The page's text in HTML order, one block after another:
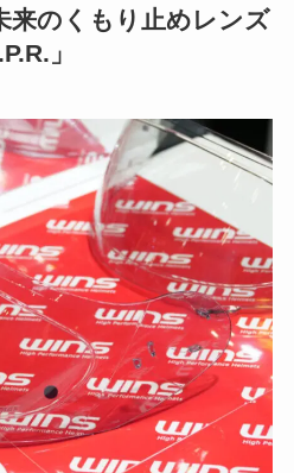
来のくもり止めレンズ
」